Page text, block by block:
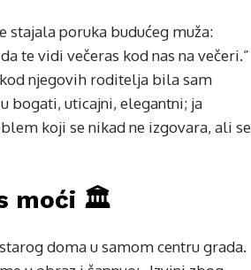
stajala poruka budućeg muža:
te vidi večeras kod nas na večeri.”
njegovih roditelja bila sam
bogati, uticajni, elegantni; ja
koji se nikad ne izgovara, ali se
moći 🏛️
doma u samom centru grada.